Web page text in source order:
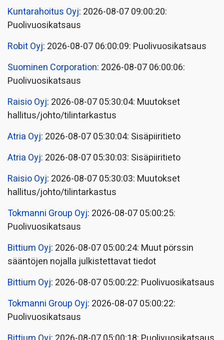
Kuntarahoitus Oyj: 2026-08-07 09:00:20:
Puolivuosikatsaus
Robit Oyj: 2026-08-07 06:00:09: Puolivuosikatsaus
Suominen Corporation: 2026-08-07 06:00:06:
Puolivuosikatsaus
Raisio Oyj: 2026-08-07 05:30:04: Muutokset
hallitus/johto/tilintarkastus
Atria Oyj: 2026-08-07 05:30:04: Sisäpiiritieto
Atria Oyj: 2026-08-07 05:30:03: Sisäpiiritieto
Raisio Oyj: 2026-08-07 05:30:03: Muutokset
hallitus/johto/tilintarkastus
Tokmanni Group Oyj: 2026-08-07 05:00:25:
Puolivuosikatsaus
Bittium Oyj: 2026-08-07 05:00:24: Muut pörssin
sääntöjen nojalla julkistettavat tiedot
Bittium Oyj: 2026-08-07 05:00:22: Puolivuosikatsaus
Tokmanni Group Oyj: 2026-08-07 05:00:22:
Puolivuosikatsaus